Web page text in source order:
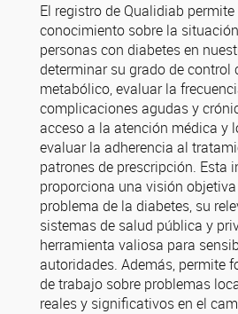
El registro de Qualidiab
conocimiento sobre la
personas con diabetes en
determinar su grado de control
metabólico, evaluar la
complicaciones agudas y
acceso a la atención médica y
evaluar la adherencia al
patrones de prescripción. Esta
proporciona una visión
problema de la diabetes, su
sistemas de salud pública y
herramienta valiosa para
autoridades. Además, permite
de trabajo sobre problemas
reales y significativos en el